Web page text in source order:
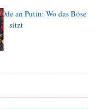
Ode an Putin: Wo das Böse
sitzt